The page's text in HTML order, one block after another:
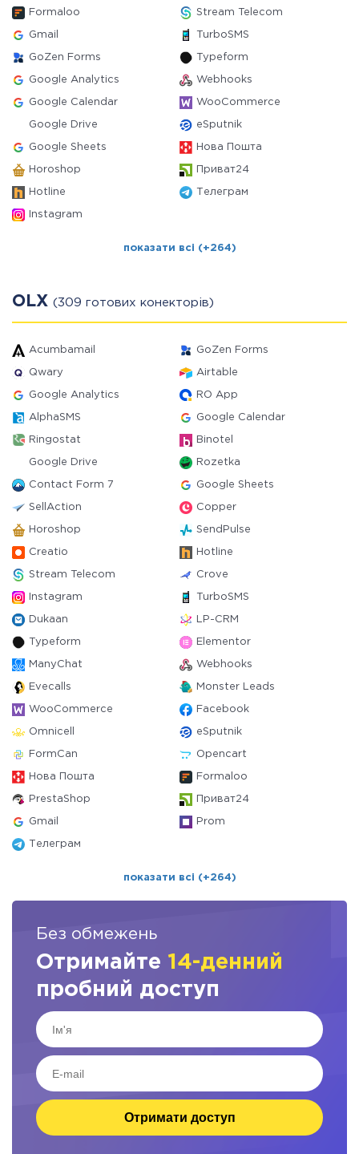
Formaloo Stream Telecom
Gmail TurboSMS
GoZen Forms Typeform
Google Analytics Webhooks
Google Calendar WooCommerce
Google Drive eSputnik
Google Sheets Нова Пошта
Horoshop Приват24
Hotline Телеграм
Instagram
показати всі (+264)
OLX (309 готових конекторів)
Acumbamail GoZen Forms
Qwary Airtable
Google Analytics RO App
AlphaSMS Google Calendar
Ringostat Binotel
Google Drive Rozetka
Contact Form 7 Google Sheets
SellAction Copper
Horoshop SendPulse
Creatio Hotline
Stream Telecom Crove
Instagram TurboSMS
Dukaan LP-CRM
Typeform Elementor
ManyChat Webhooks
Evecalls Monster Leads
WooCommerce Facebook
Omnicell eSputnik
FormCan Opencart
Нова Пошта Formaloo
PrestaShop Приват24
Gmail Prom
Телеграм
показати всі (+264)
Без обмежень
Отримайте 14-денний
пробний доступ
Отримати доступ